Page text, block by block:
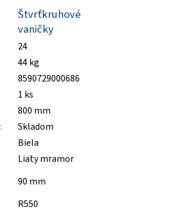
Štvrťkruhové
vaničky
24
44 kg
8590729000686
1 ks
800 mm
:
Skladom
Biela
Liaty mramor
90 mm
R550